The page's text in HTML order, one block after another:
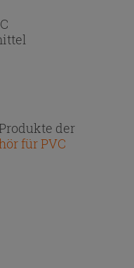
der
für PVC